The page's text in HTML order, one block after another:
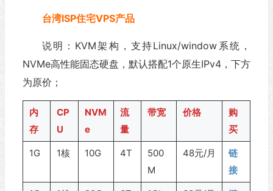
台湾ISP住宅VPS产品
说明：KVM架构，支持Linux/window系统，
NVMe高性能固态硬盘，默认搭配1个原生IPv4，下方
为原价；
内
存
CP
U
NVM
e
流
量
带宽 价格
购
买
1G 1核 10G 4T
500
M
48元/月
链
接